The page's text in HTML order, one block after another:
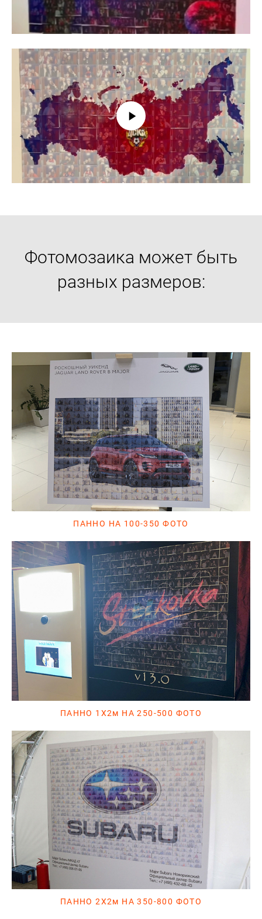
Фотомозаика может быть
разных размеров:
ПАННО НА 100-350 ФОТО
ПАННО 1Х2м НА 250-500 ФОТО
ПАННО 2Х2м НА 350-800 ФОТО